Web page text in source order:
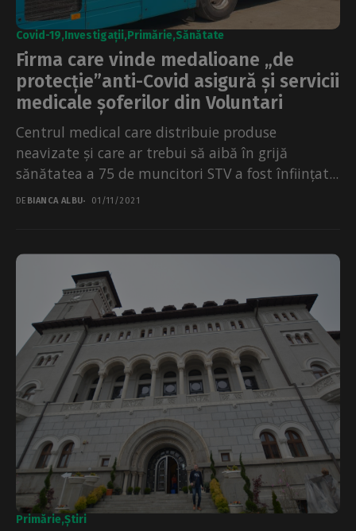
Covid-19 Investigații Primărie Sănătate
Firma care vinde medalioane „de
protecție”anti-Covid asigură și servicii
medicale șoferilor din Voluntari
Centrul medical care distribuie produse
neavizate și care ar trebui să aibă în grijă
sănătatea a 75 de muncitori STV a fost înființat...
DE BIANCA ALBU 01/11/2021
Primărie Știri